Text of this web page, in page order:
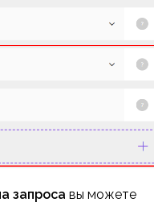
запроса вы можете